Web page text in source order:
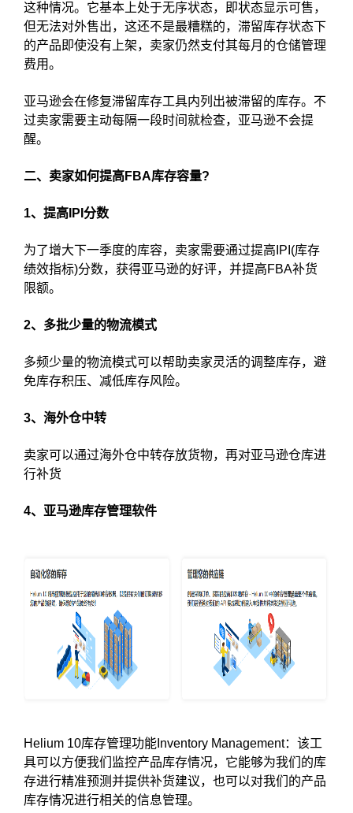
这种情况。它基本上处于无序状态，即状态显示可售，
但无法对外售出，这还不是最糟糕的，滞留库存状态下
的产品即使没有上架，卖家仍然支付其每月的仓储管理
费用。
亚马逊会在修复滞留库存工具内列出被滞留的库存。不
过卖家需要主动每隔一段时间就检查，亚马逊不会提
醒。
二、卖家如何提高FBA库存容量?
1、提高IPI分数
为了增大下一季度的库容，卖家需要通过提高IPI(库存
绩效指标)分数，获得亚马逊的好评，并提高FBA补货
限额。
2、多批少量的物流模式
多频少量的物流模式可以帮助卖家灵活的调整库存，避
免库存积压、减低库存风险。
3、海外仓中转
卖家可以通过海外仓中转存放货物，再对亚马逊仓库进
行补货
4、亚马逊库存管理软件
Helium 10库存管理功能Inventory Management：该工
具可以方便我们监控产品库存情况，它能够为我们的库
存进行精准预测并提供补货建议，也可以对我们的产品
库存情况进行相关的信息管理。